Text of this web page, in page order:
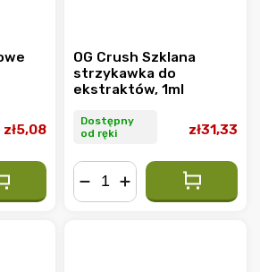
zł5,08
OG Crush Szklana
strzykawka do
ekstraktów, 1ml
Dostępny
od ręki
zł31,33